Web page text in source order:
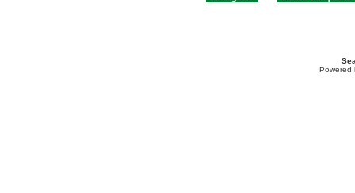
Powered